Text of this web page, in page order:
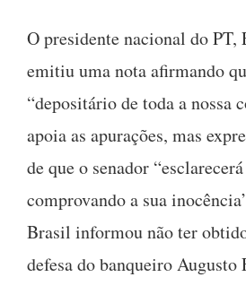
O presidente nacional do PT,
emitiu uma nota afirmando
“depositário de toda a nossa
apoia as apurações, mas
de que o senador
comprovando a sua
Brasil informou não ter
defesa do banqueiro